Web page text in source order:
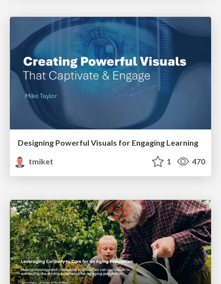
Designing Powerful Visuals for Engaging Learning
tmiket
1 470